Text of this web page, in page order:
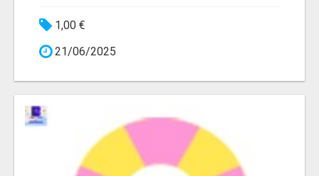
1,00 €
21/06/2025